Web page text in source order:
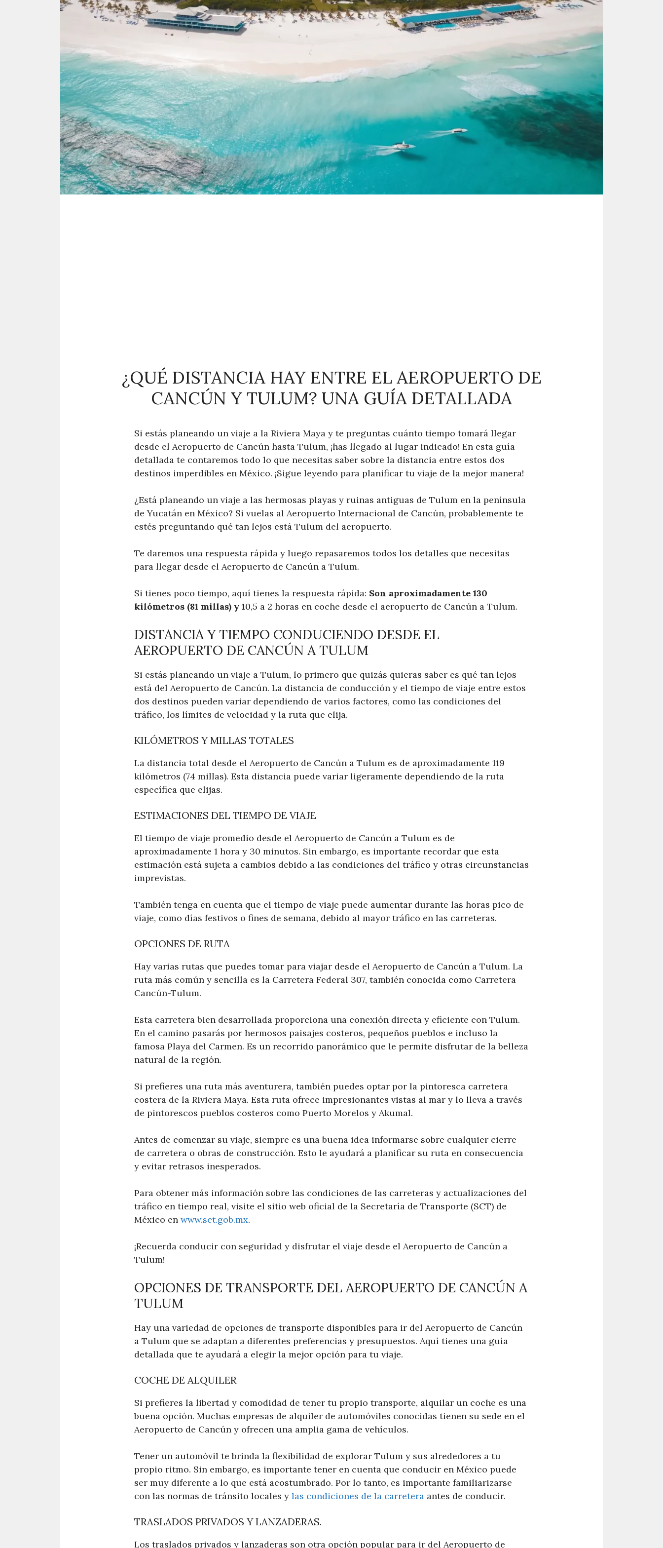
¿QUÉ DISTANCIA HAY ENTRE EL AEROPUERTO DE
CANCÚN Y TULUM? UNA GUÍA DETALLADA
Si estás planeando un viaje a la Riviera Maya y te preguntas cuánto tiempo tomará llegar
desde el Aeropuerto de Cancún hasta Tulum, ¡has llegado al lugar indicado! En esta guía
detallada te contaremos todo lo que necesitas saber sobre la distancia entre estos dos
destinos imperdibles en México. ¡Sigue leyendo para planificar tu viaje de la mejor manera!
¿Está planeando un viaje a las hermosas playas y ruinas antiguas de Tulum en la península
de Yucatán en México? Si vuelas al Aeropuerto Internacional de Cancún, probablemente te
estés preguntando qué tan lejos está Tulum del aeropuerto.
Te daremos una respuesta rápida y luego repasaremos todos los detalles que necesitas
para llegar desde el Aeropuerto de Cancún a Tulum.
Si tienes poco tiempo, aquí tienes la respuesta rápida: Son aproximadamente 130
kilómetros (81 millas) y 10,5 a 2 horas en coche desde el aeropuerto de Cancún a Tulum.
DISTANCIA Y TIEMPO CONDUCIENDO DESDE EL
AEROPUERTO DE CANCÚN A TULUM
Si estás planeando un viaje a Tulum, lo primero que quizás quieras saber es qué tan lejos
está del Aeropuerto de Cancún. La distancia de conducción y el tiempo de viaje entre estos
dos destinos pueden variar dependiendo de varios factores, como las condiciones del
tráfico, los límites de velocidad y la ruta que elija.
KILÓMETROS Y MILLAS TOTALES
La distancia total desde el Aeropuerto de Cancún a Tulum es de aproximadamente 119
kilómetros (74 millas). Esta distancia puede variar ligeramente dependiendo de la ruta
específica que elijas.
ESTIMACIONES DEL TIEMPO DE VIAJE
El tiempo de viaje promedio desde el Aeropuerto de Cancún a Tulum es de
aproximadamente 1 hora y 30 minutos. Sin embargo, es importante recordar que esta
estimación está sujeta a cambios debido a las condiciones del tráfico y otras circunstancias
imprevistas.
También tenga en cuenta que el tiempo de viaje puede aumentar durante las horas pico de
viaje, como días festivos o fines de semana, debido al mayor tráfico en las carreteras.
OPCIONES DE RUTA
Hay varias rutas que puedes tomar para viajar desde el Aeropuerto de Cancún a Tulum. La
ruta más común y sencilla es la Carretera Federal 307, también conocida como Carretera
Cancún-Tulum.
Esta carretera bien desarrollada proporciona una conexión directa y eficiente con Tulum.
En el camino pasarás por hermosos paisajes costeros, pequeños pueblos e incluso la
famosa Playa del Carmen. Es un recorrido panorámico que le permite disfrutar de la belleza
natural de la región.
Si prefieres una ruta más aventurera, también puedes optar por la pintoresca carretera
costera de la Riviera Maya. Esta ruta ofrece impresionantes vistas al mar y lo lleva a través
de pintorescos pueblos costeros como Puerto Morelos y Akumal.
Antes de comenzar su viaje, siempre es una buena idea informarse sobre cualquier cierre
de carretera o obras de construcción. Esto le ayudará a planificar su ruta en consecuencia
y evitar retrasos inesperados.
Para obtener más información sobre las condiciones de las carreteras y actualizaciones del
tráfico en tiempo real, visite el sitio web oficial de la Secretaría de Transporte (SCT) de
México en www.sct.gob.mx.
¡Recuerda conducir con seguridad y disfrutar el viaje desde el Aeropuerto de Cancún a
Tulum!
OPCIONES DE TRANSPORTE DEL AEROPUERTO DE CANCÚN A
TULUM
Hay una variedad de opciones de transporte disponibles para ir del Aeropuerto de Cancún
a Tulum que se adaptan a diferentes preferencias y presupuestos. Aquí tienes una guía
detallada que te ayudará a elegir la mejor opción para tu viaje.
COCHE DE ALQUILER
Si prefieres la libertad y comodidad de tener tu propio transporte, alquilar un coche es una
buena opción. Muchas empresas de alquiler de automóviles conocidas tienen su sede en el
Aeropuerto de Cancún y ofrecen una amplia gama de vehículos.
Tener un automóvil te brinda la flexibilidad de explorar Tulum y sus alrededores a tu
propio ritmo. Sin embargo, es importante tener en cuenta que conducir en México puede
ser muy diferente a lo que está acostumbrado. Por lo tanto, es importante familiarizarse
con las normas de tránsito locales y las condiciones de la carretera antes de conducir.
TRASLADOS PRIVADOS Y LANZADERAS.
Los traslados privados y lanzaderas son otra opción popular para ir del Aeropuerto de